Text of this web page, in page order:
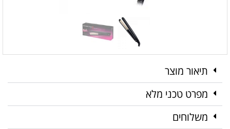
תיאור מוצר
מפרט טכני מלא
משלוחים